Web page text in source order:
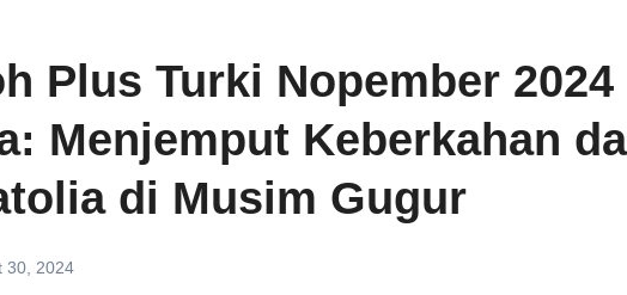
Plus Turki Nopember 2024
Menjemput Keberkahan
di Musim Gugur
30, 2024